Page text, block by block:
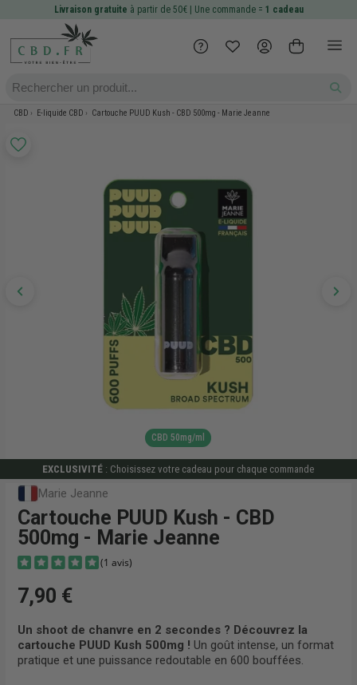
Livraison gratuite à partir de 50€ | Une commande = 1 cadeau
CBD E-liquide CBD Cartouche PUUD Kush - CBD 500mg - Marie Jeanne
CBD 50mg/ml
EXCLUSIVITÉ : Choisissez votre cadeau pour chaque commande
Marie Jeanne
Cartouche PUUD Kush - CBD
500mg - Marie Jeanne
(1 avis)
7,90 €
Un shoot de chanvre en 2 secondes ? Découvrez la
cartouche PUUD Kush 500mg ! Un goût intense, un format
pratique et une puissance redoutable en 600 bouffées.